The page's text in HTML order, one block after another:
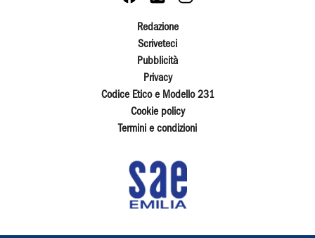
Redazione
Scriveteci
Pubblicità
Privacy
Codice Etico e Modello 231
Cookie policy
Termini e condizioni